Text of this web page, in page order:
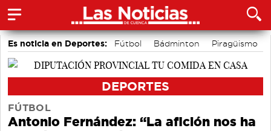
Es noticia en Deportes: Fútbol Bádminton
Piragüismo
Motor
Área de Deportes
DEPORTES
FÚTBOL
Antonio Fernández: “La afición nos ha